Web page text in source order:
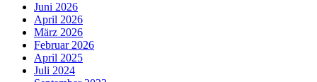
Juni 2026
April 2026
März 2026
Februar 2026
April 2025
Juli 2024